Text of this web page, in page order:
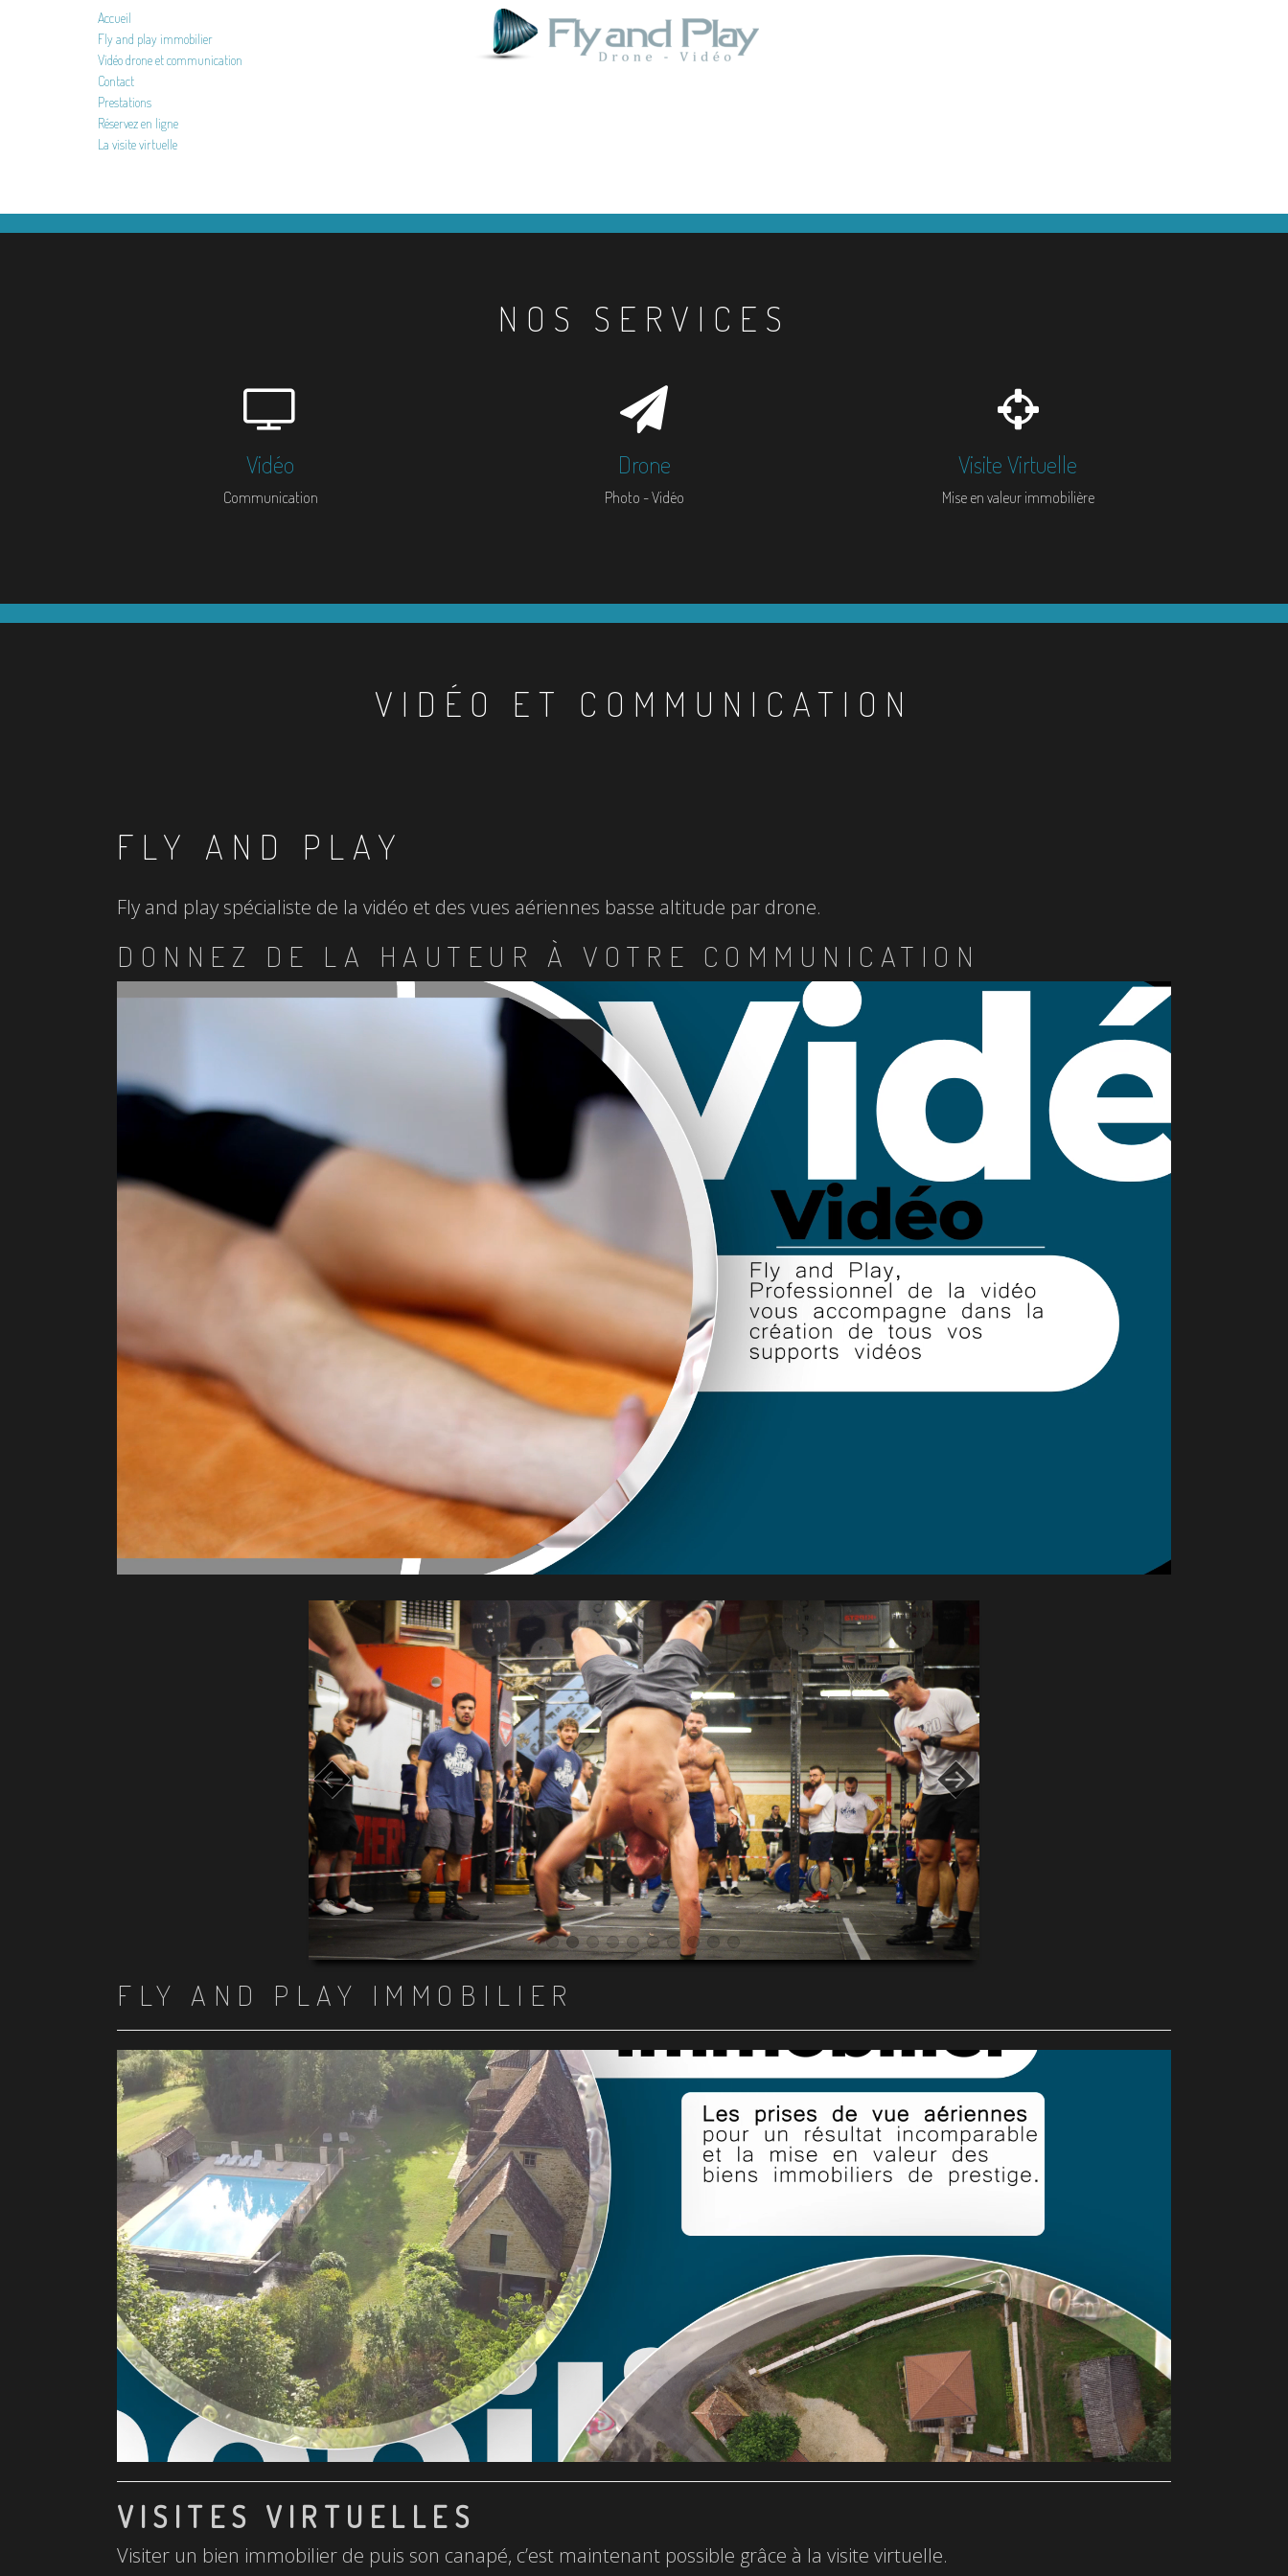
Accueil
Fly and play immobilier
Vidéo drone et communication
Contact
Prestations
Réservez en ligne
La visite virtuelle
NOS SERVICES
Vidéo
Communication
Drone
Photo - Vidéo
Visite Virtuelle
Mise en valeur immobilière
VIDÉO ET COMMUNICATION
FLY AND PLAY
Fly and play spécialiste de la vidéo et des vues aériennes basse altitude par drone.
DONNEZ DE LA HAUTEUR À VOTRE COMMUNICATION
Item 1
Item 2
Item 3
Item 4
Item 5
Item 6
Item 7
Item 8
Item 9Item 10
FLY AND PLAY IMMOBILIER
VISITES VIRTUELLES
Visiter un bien immobilier de puis son canapé, c’est maintenant possible grâce à la visite virtuelle.